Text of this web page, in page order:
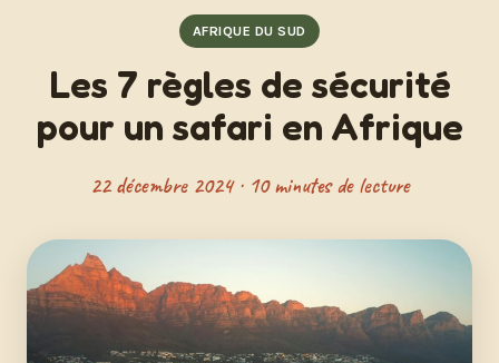
AFRIQUE DU SUD
Les 7 règles de sécurité
pour un safari en Afrique
22 décembre 2024 · 10 minutes de lecture